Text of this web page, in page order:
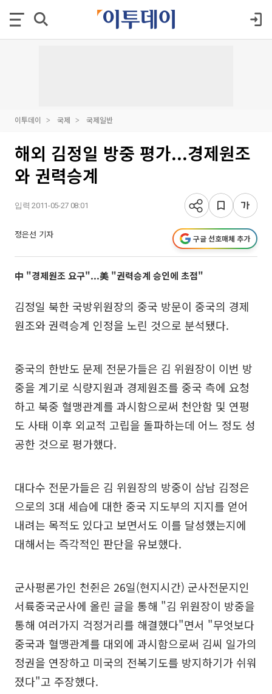
이투데이 국제 국제일반
해외 김정일 방중 평가...경제원조
와 권력승계
입력 2011-05-27 08:01
정은선 기자 구글 선호매체 추가
中 "경제원조 요구"...美 "권력승계 승인에 초점"
김정일 북한 국방위원장의 중국 방문이 중국의 경제
원조와 권력승계 인정을 노린 것으로 분석됐다.
중국의 한반도 문제 전문가들은 김 위원장이 이번 방
중을 계기로 식량지원과 경제원조를 중국 측에 요청
하고 북중 혈맹관계를 과시함으로써 천안함 및 연평
도 사태 이후 외교적 고립을 돌파하는데 어느 정도 성
공한 것으로 평가했다.
대다수 전문가들은 김 위원장의 방중이 삼남 김정은
으로의 3대 세습에 대한 중국 지도부의 지지를 얻어
내려는 목적도 있다고 보면서도 이를 달성했는지에
대해서는 즉각적인 판단을 유보했다.
군사평론가인 천쥔은 26일(현지시간) 군사전문지인
서륙중국군사에 올린 글을 통해 "김 위원장이 방중을
통해 여러가지 걱정거리를 해결했다"면서 "무엇보다
중국과 혈맹관계를 대외에 과시함으로써 김씨 일가의
정권을 연장하고 미국의 전복기도를 방지하기가 쉬워
졌다"고 주장했다.